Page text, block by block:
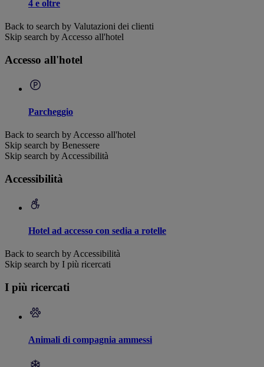
4 e oltre
Back to search by Valutazioni dei clienti
Skip search by Accesso all'hotel
Accesso all'hotel
Parcheggio
Back to search by Accesso all'hotel
Skip search by Benessere
Skip search by Accessibilità
Accessibilità
Hotel ad accesso con sedia a rotelle
Back to search by Accessibilità
Skip search by I più ricercati
I più ricercati
Animali di compagnia ammessi